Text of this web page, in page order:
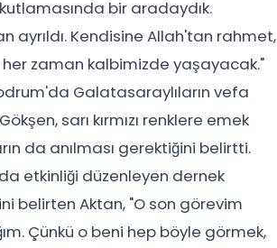
bir aradaydık.
ayrıldı. Kendisine Allah'tan rahmet,
her zaman kalbimizde yaşayacak."
Galatasaraylıların vefa
sarı kırmızı renklere emek
da anılması gerektiğini belirtti.
etkinliği düzenleyen dernek
belirten Aktan, "O son görevim
Çünkü o beni hep böyle görmek,